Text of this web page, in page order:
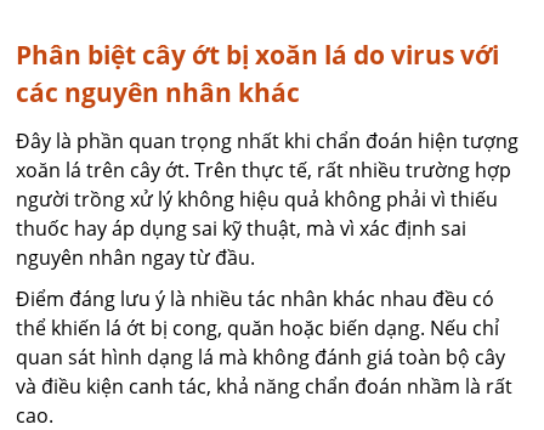
Phân biệt cây ớt bị xoăn lá do virus với
các nguyên nhân khác
Đây là phần quan trọng nhất khi chẩn đoán hiện tượng
xoăn lá trên cây ớt. Trên thực tế, rất nhiều trường hợp
người trồng xử lý không hiệu quả không phải vì thiếu
thuốc hay áp dụng sai kỹ thuật, mà vì xác định sai
nguyên nhân ngay từ đầu.
Điểm đáng lưu ý là nhiều tác nhân khác nhau đều có
thể khiến lá ớt bị cong, quăn hoặc biến dạng. Nếu chỉ
quan sát hình dạng lá mà không đánh giá toàn bộ cây
và điều kiện canh tác, khả năng chẩn đoán nhầm là rất
cao.